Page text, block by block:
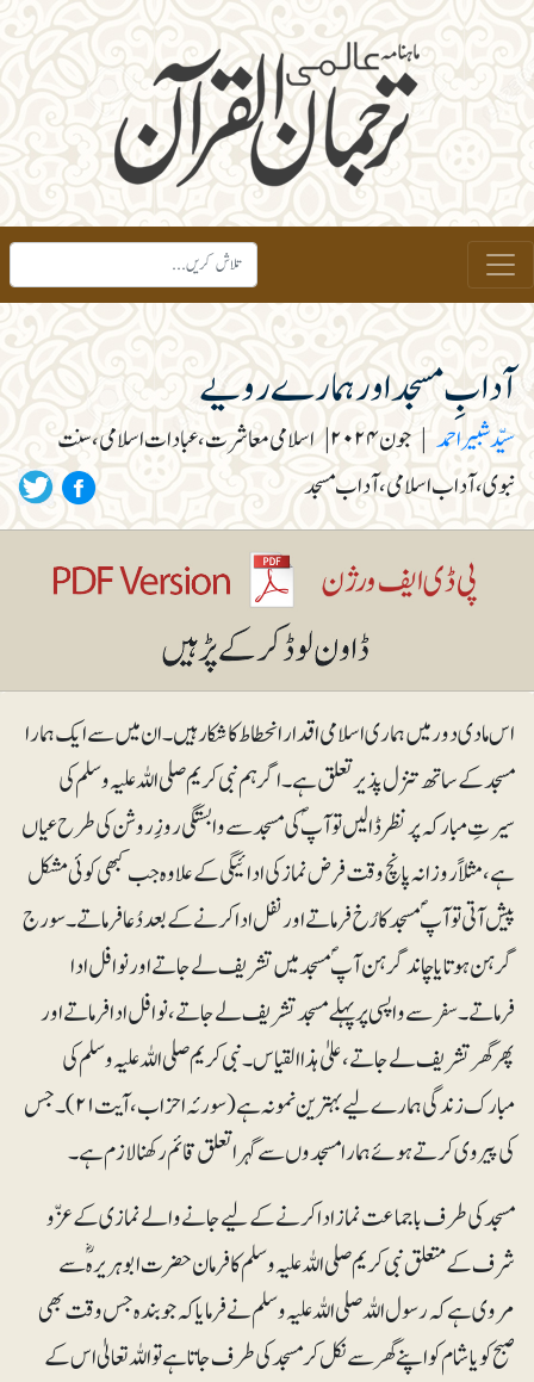
آدابِ مسجد اور ہمارے رویے
سیّد شبیراحمد | جون ۲۰۲۴ | اسلامی معاشرت، عبادات اسلامی، سنت
نبوی، آداب اسلامی، آداب مسجد
اس مادی دور میں ہماری اسلامی اقدار انحطاط کا شکار ہیں۔ ان میں سے ایک ہمارا
مسجد کے ساتھ تنزل پذیر تعلق ہے۔ اگر ہم نبی کریم صلی اللہ علیہ وسلم کی
سیرتِ مبارکہ پر نظر ڈالیں تو آپؐ کی مسجد سے وابستگی روزِ روشن کی طرح عیاں
ہے، مثلاً روزانہ پانچ وقت فرض نماز کی ادائیگی کے علاوہ جب کبھی کوئی مشکل
پیش آتی تو آپؐ مسجد کا رُخ فرماتے اور نفل ادا کرنے کے بعد دُعا فرماتے۔ سورج
گرہن ہوتا یا چاند گرہن آپؐ مسجد میں تشریف لے جاتے اور نوافل ادا
فرماتے۔ سفر سے واپسی پر پہلے مسجد تشریف لے جاتے، نوافل ادا فرماتے اور
پھر گھر تشریف لے جاتے، علیٰ ہذا القیاس۔ نبی کریم صلی اللہ علیہ وسلم کی
مبارک زندگی ہمارے لیےبہترین نمونہ ہے (سورئہ احزاب، آیت۲۱)۔ جس
کی پیروی کرتے ہوئے ہمارا مسجدوں سے گہرا تعلق قائم رکھنا لازم ہے۔
مسجد کی طرف باجماعت نماز ادا کرنے کے لیے جانے والے نمازی کے عزّو
شرف کے متعلق نبی کریم صلی اللہ علیہ وسلم کا فرمان حضرت ابوہریرہؓ سے
مروی ہے کہ رسول اللہ صلی اللہ علیہ وسلم نے فرمایا کہ جو بندہ جس وقت بھی
صبح کو یا شام کو اپنے گھر سے نکل کر مسجد کی طرف جاتا ہے تو اللہ تعالیٰ اس کے